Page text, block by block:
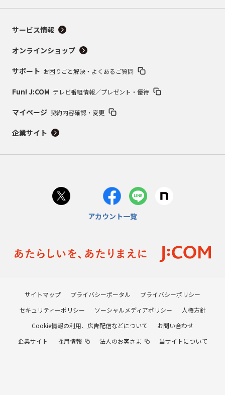
サービス情報
オンラインショップ
サポート お困りごと解決・よくあるご質問
Fun! J:COM テレビ番組情報／プレゼント・優待
マイページ 契約内容確認・変更
企業サイト
アカウント一覧
サイトマップ プライバシーポータル
プライバシーポリシー
セキュリティーポリシー
ソーシャルメディアポリシー
人権方針
Cookie情報の利用、広告配信などについて
お問い合わせ
企業サイト
採用情報 法人のお客さま 当サイトについて